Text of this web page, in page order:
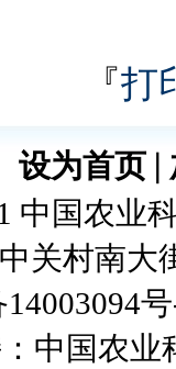
『打
设为首页
中国农业
关村南大
中国农